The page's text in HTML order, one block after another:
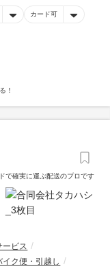
カード可
！
で確実に運ぶ配送のプロです
ービス
イク便・引越し